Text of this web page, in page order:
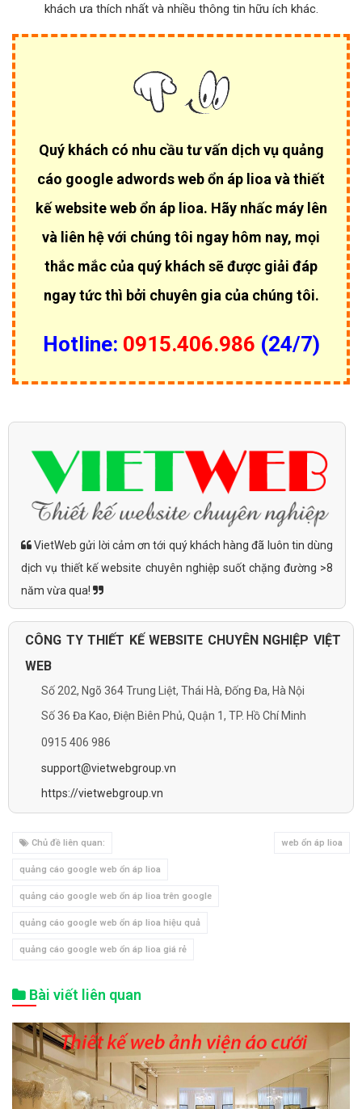
khách ưa thích nhất và nhiều thông tin hữu ích khác.
Quý khách có nhu cầu tư vấn dịch vụ quảng
cáo google adwords web ổn áp lioa và thiết
kế website web ổn áp lioa. Hãy nhấc máy lên
và liên hệ với chúng tôi ngay hôm nay, mọi
thắc mắc của quý khách sẽ được giải đáp
ngay tức thì bởi chuyên gia của chúng tôi.
Hotline: 0915.406.986 (24/7)
VietWeb gửi lời cảm ơn tới quý khách hàng đã luôn tin dùng
dịch vụ thiết kế website chuyên nghiệp suốt chặng đường >8
năm vừa qua!
CÔNG TY THIẾT KẾ WEBSITE CHUYÊN NGHIỆP VIỆT
WEB
Số 202, Ngõ 364 Trung Liệt, Thái Hà, Đống Đa, Hà Nội
Số 36 Đa Kao, Điện Biên Phủ, Quận 1, TP. Hồ Chí Minh
0915 406 986
support@vietwebgroup.vn
https://vietwebgroup.vn
Chủ đề liên quan: web ổn áp lioa
quảng cáo google web ổn áp lioa
quảng cáo google web ổn áp lioa trên google
quảng cáo google web ổn áp lioa hiệu quả
quảng cáo google web ổn áp lioa giá rẻ
Bài viết liên quan